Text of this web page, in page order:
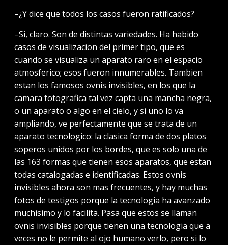
–¿Y dice que todos los casos fueron ratificados?
–Si, claro. Son de distintas variedades. Ha habido
casos de visualizacion del primer tipo, que es
cuando se visualiza un aparato raro en el espacio
atmosferico; esos fueron innumerables. Tambien
estan los famosos ovnis invisibles, en los que la
camara fotografica tal vez capta una mancha negra,
o un aparato o algo en el cielo, y si uno lo va
ampliando, ve perfectamente que se trata de un
aparato tecnologico: la clasica forma de dos platos
soperos unidos por los bordes, que es solo una de
las 163 formas que tienen esos aparatos, que estan
todas catalogadas e identificadas. Estos ovnis
invisibles ahora son mas frecuentes, y hay muchas
fotos de testigos porque la tecnologia ha avanzado
muchisimo y lo facilita. Pasa que estos se llaman
ovnis invisibles porque tienen una tecnologia que a
veces no le permite al ojo humano verlo, pero si lo